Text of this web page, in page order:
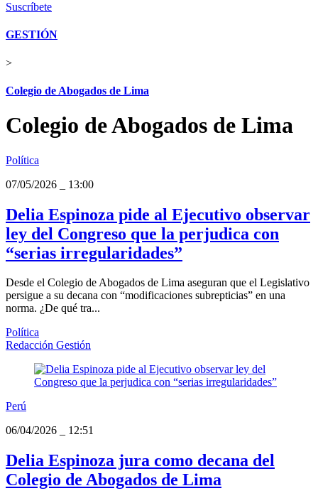
Suscríbete
GESTIÓN
>
Colegio de Abogados de Lima
Colegio de Abogados de Lima
Política
07/05/2026
13:00
Delia Espinoza pide al Ejecutivo observar
ley del Congreso que la perjudica con
“serias irregularidades”
Desde el Colegio de Abogados de Lima aseguran que el Legislativo
persigue a su decana con “modificaciones subrepticias” en una
norma. ¿De qué tra...
Política
Redacción Gestión
Perú
06/04/2026
12:51
Delia Espinoza jura como decana del
Colegio de Abogados de Lima